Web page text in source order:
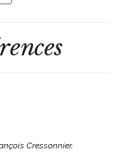
Cressonnier,